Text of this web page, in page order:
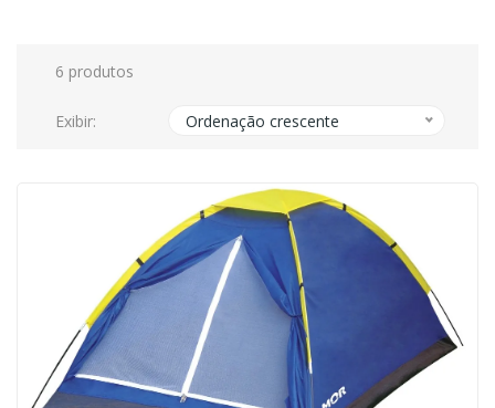
6 produtos
Exibir: Ordenação crescente